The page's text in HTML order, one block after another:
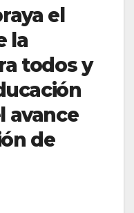
el
la
todos y
avance
de